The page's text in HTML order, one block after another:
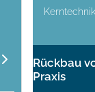
Rückbau
Praxis